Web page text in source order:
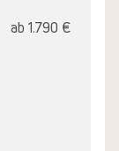
ab 1.790 €